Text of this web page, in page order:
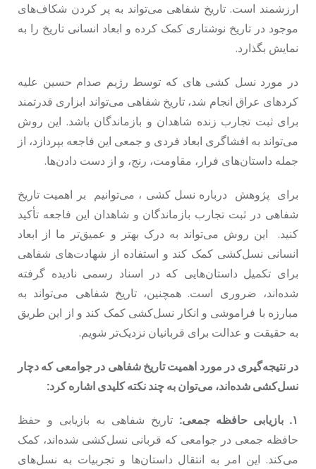
ارزشمند است. تاریخ شفاهی می‌تواند به پر کردن شکاف‌های
موجود در تاریخ نوشتاری کمک کرده و ابعاد انسانی تاریخ را به
نمایش بگذارد.
در مورد نسل کشی های که توسط رژیم صدام حسین علیه
کردهای عراق انجام شد، تاریخ شفاهی می‌تواند ابزاری قدرتمند
برای ثبت تجارب زنده شاهدان و بازماندگان باشد. این روش
می‌تواند به افشاگری ابعاد فردی و جمعی این فاجعه بپردازد، از
جمله داستان‌های فرار، مقاومت، رنج، و از دست دادن‌ها.
برای پژوهش درباره نسل کشی ، می‌توانیم بر اهمیت تاریخ
شفاهی در ثبت تجارب بازماندگان و شاهدان این فاجعه تأکید
کنید. این روش می‌تواند به درک بهتر و عمیق‌تر ما از ابعاد
انسانی نسل‌کشی کمک کند و استفاده از شهادت‌های شفاهی
برای تکمیل داستان‌هایی که در اسناد رسمی نادیده گرفته
شده‌اند، ضروری است. همچنین، تاریخ شفاهی می‌تواند به
مبارزه با فراموشی و انکار نسل‌کشی کمک کند و از این طریق
به حقیقت و عدالت برای قربانیان نزدیک‌تر شویم.
در نتیجه‌گیری در مورد اهمیت تاریخ شفاهی در جوامعی که دچار
نسل‌کشی شده‌اند، می‌توان به چند نکته کلیدی اشاره کرد:
١. بازیابی حافظه جمعی:
تاریخ شفاهی به بازیابی و حفظ
حافظه جمعی در جوامعی که قربانی نسل‌کشی شده‌اند، کمک
می‌کند. این امر به انتقال داستان‌ها و تجربیات به نسل‌های